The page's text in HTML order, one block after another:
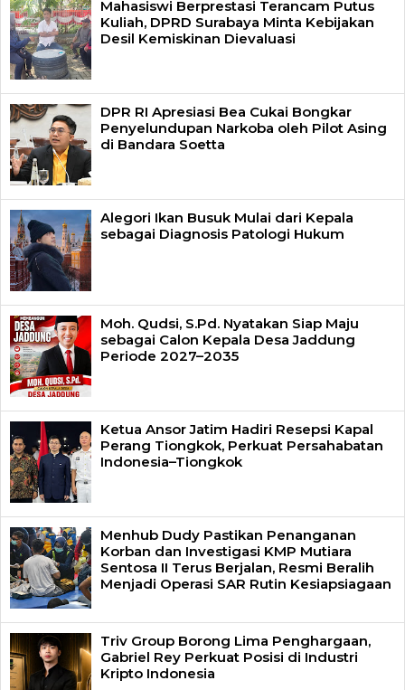
Mahasiswi Berprestasi Terancam Putus
Kuliah, DPRD Surabaya Minta Kebijakan
Desil Kemiskinan Dievaluasi
DPR RI Apresiasi Bea Cukai Bongkar
Penyelundupan Narkoba oleh Pilot Asing
di Bandara Soetta
Alegori Ikan Busuk Mulai dari Kepala
sebagai Diagnosis Patologi Hukum
Moh. Qudsi, S.Pd. Nyatakan Siap Maju
sebagai Calon Kepala Desa Jaddung
Periode 2027–2035
Ketua Ansor Jatim Hadiri Resepsi Kapal
Perang Tiongkok, Perkuat Persahabatan
Indonesia–Tiongkok
Menhub Dudy Pastikan Penanganan
Korban dan Investigasi KMP Mutiara
Sentosa II Terus Berjalan, Resmi Beralih
Menjadi Operasi SAR Rutin Kesiapsiagaan
Triv Group Borong Lima Penghargaan,
Gabriel Rey Perkuat Posisi di Industri
Kripto Indonesia